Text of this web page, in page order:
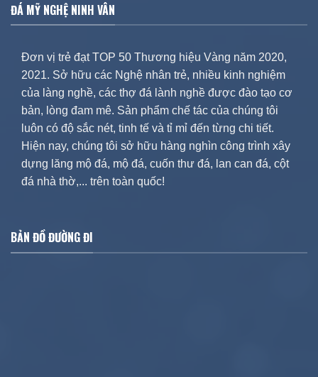
ĐÁ MỸ NGHỆ NINH VÂN
Đơn vị trẻ đạt TOP 50 Thương hiệu Vàng năm 2020,
2021. Sở hữu các Nghệ nhân trẻ, nhiều kinh nghiệm
của làng nghề, các thợ đá lành nghề được đào tạo cơ
bản, lòng đam mê. Sản phẩm chế tác của chúng tôi
luôn có độ sắc nét, tinh tế và tỉ mỉ đến từng chi tiết.
Hiện nay, chúng tôi sở hữu hàng nghìn công trình xây
dựng lăng mộ đá, mộ đá, cuốn thư đá, lan can đá, cột
đá nhà thờ,... trên toàn quốc!
BẢN ĐỒ ĐƯỜNG ĐI